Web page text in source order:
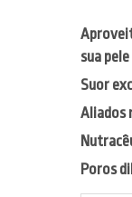
sua pele
Suor
Aliados
Poros